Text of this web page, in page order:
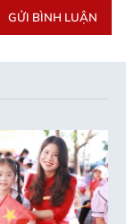
GỬI BÌNH LUẬN